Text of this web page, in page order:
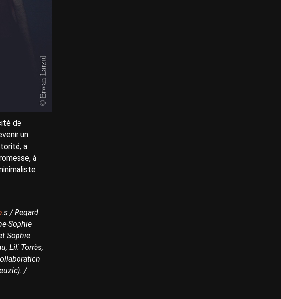
de
un
a
à
.s / Regard
Sophie
Sophie
Lili Torrès,
/